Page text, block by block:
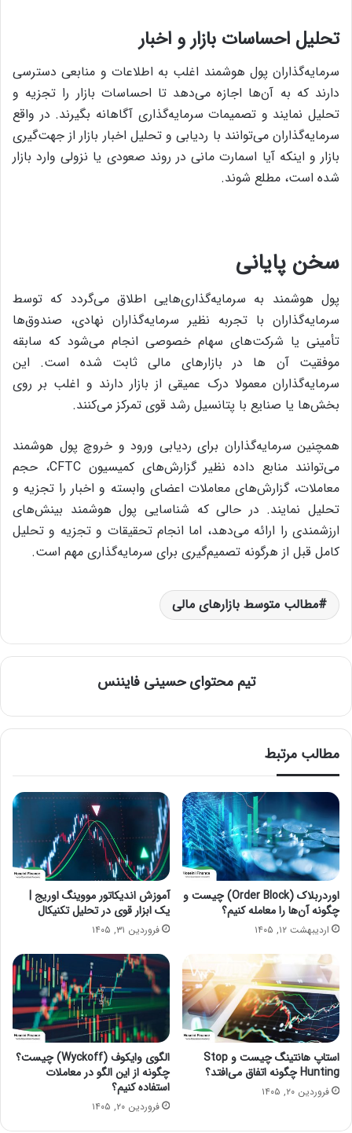
تحلیل احساسات بازار و اخبار
سرمایه‌گذاران پول هوشمند اغلب به اطلاعات و منابعی دسترسی
دارند که به آن‌ها اجازه می‌دهد تا احساسات بازار را تجزیه و
تحلیل نمایند و تصمیمات سرمایه‌گذاری آگاهانه بگیرند. در واقع
سرمایه‌گذاران می‌توانند با ردیابی و تحلیل اخبار بازار از جهت‌گیری
بازار و اینکه آیا اسمارت مانی در روند صعودی یا نزولی وارد بازار
شده است، مطلع شوند.
سخن پایانی
پول هوشمند به سرمایه‌گذاری‌هایی اطلاق می‌گردد که توسط
سرمایه‌گذاران با تجربه نظیر سرمایه‌گذاران نهادی، صندوق‌ها
تأمینی یا شرکت‌های سهام خصوصی انجام می‌شود که سابقه
موفقیت آن ها در بازارهای مالی ثابت شده است. این
سرمایه‌گذاران معمولا درک عمیقی از بازار دارند و اغلب بر روی
بخش‌ها یا صنایع با پتانسیل رشد قوی تمرکز می‌کنند.
همچنین سرمایه‌گذاران برای ردیابی ورود و خروچ پول هوشمند
می‌توانند منابع داده نظیر گزارش‌های کمیسیون CFTC، حجم
معاملات، گزارش‌های معاملات اعضای وابسته و اخبار را تجزیه و
تحلیل نمایند. در حالی که شناسایی پول هوشمند بینش‌های
ارزشمندی را ارائه می‌دهد، اما انجام تحقیقات و تجزیه و تحلیل
کامل قبل از هرگونه تصمیم‌گیری برای سرمایه‌گذاری مهم است.
مطالب متوسط بازارهای مالی
تیم محتوای حسینی‌ فایننس
مطالب مرتبط
اوردربلاک (Order Block) چیست و
چگونه آن‌ها را معامله کنیم؟
اردیبهشت ۱۲, ۱۴۰۵
آموزش اندیکاتور مووینگ اوریج |
یک ابزار قوی در تحلیل تکنیکال
فروردین ۳۱, ۱۴۰۵
استاپ هانتینگ چیست و Stop
Hunting چگونه اتفاق می‌افتد؟
فروردین ۲۰, ۱۴۰۵
الگوی وایکوف (Wyckoff) چیست؟
چگونه از این الگو در معاملات
استفاده کنیم؟
فروردین ۲۰, ۱۴۰۵